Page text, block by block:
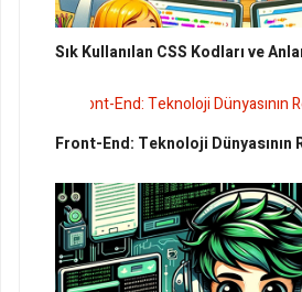
Sık Kullanılan CSS Kodları ve
Front-End: Teknoloji Dünyasının